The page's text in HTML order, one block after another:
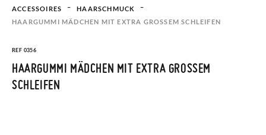
ACCESSOIRES
HAARSCHMUCK
HAARGUMMI MÄDCHEN MIT EXTRA GROSSEM SCHLEIFEN
REF 0356
HAARGUMMI MÄDCHEN MIT EXTRA GROSSEM S
CHLEIFEN